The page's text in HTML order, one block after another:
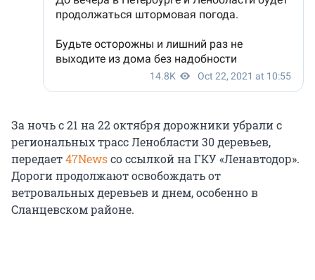
За ночь с 21 на 22 октября дорожники убрали с
региональных трасс Ленобласти 30 деревьев,
передает47Newsсо ссылкой на ГКУ «Ленавтодор».
Дороги продолжают освобождать от
ветровальных деревьев и днем, особенно в
Сланцевском районе.